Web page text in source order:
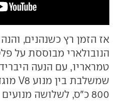
אז הזמן רץ כשנהנים,
הנובולארי מבוססת על
טמראריו, עם הנעה